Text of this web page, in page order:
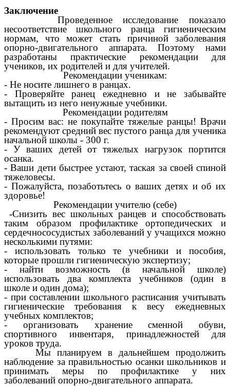
Заключение
Проведенное исследование показало
несоответствие школьного ранца гигиеническим
нормам, что может стать причиной заболевания
опорно-двигательного аппарата. Поэтому нами
разработаны практические рекомендации для
учеников, их родителей и для учителей.
Рекомендации ученикам:
- Не носите лишнего в ранцах.
- Проверяйте ранец ежедневно и не забывайте
вытащить из него ненужные учебники.
Рекомендации родителям
- Просим вас: не покупайте тяжелые ранцы! Врачи
рекомендуют средний вес пустого ранца для ученика
начальной школы - 300 г.
- У ваших детей от тяжелых нагрузок портится
осанка.
- Ваши дети быстрее устают, таская за своей спиной
тяжеловесы.
- Пожалуйста, позаботьтесь о ваших детях и об их
здоровье!
Рекомендации учителю (себе)
-Снизить вес школьных ранцев и способствовать
таким образом профилактике ортопедических и
сердечнососудистых заболеваний у учащихся можно
несколькими путями:
- использовать только те учебники и пособия,
которые прошли гигиеническую экспертизу;
- найти возможность (в начальной школе)
использовать два комплекта учебников (один в
школе и один дома);
- при составлении школьного расписания учитывать
гигиенические требования к весу ежедневных
учебных комплектов;
- организовать хранение сменной обуви,
спортивного инвентаря, принадлежностей для
уроков труда.
Мы планируем в дальнейшем продолжить
наблюдение за правильностью осанки школьников и
принимать меры по профилактике у них
заболеваний опорно-двигательного аппарата.